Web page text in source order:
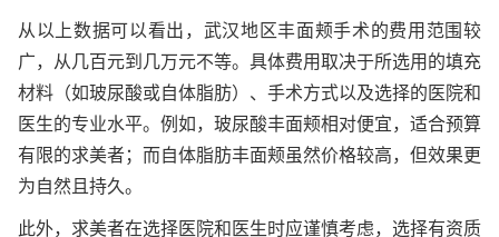
从以上数据可以看出，武汉地区丰面颊手术的费用范围较
广，从几百元到几万元不等。具体费用取决于所选用的填充
材料（如玻尿酸或自体脂肪）、手术方式以及选择的医院和
医生的专业水平。例如，玻尿酸丰面颊相对便宜，适合预算
有限的求美者；而自体脂肪丰面颊虽然价格较高，但效果更
为自然且持久。
此外，求美者在选择医院和医生时应谨慎考虑，选择有资质